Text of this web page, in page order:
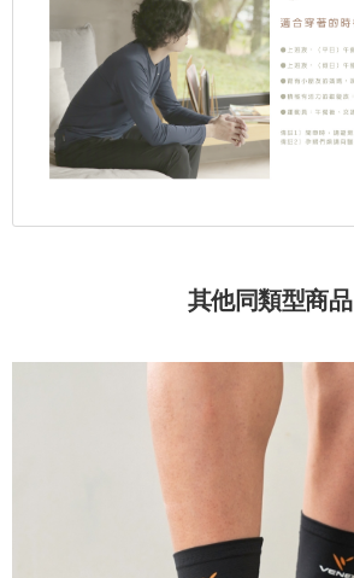
其他同類型商品